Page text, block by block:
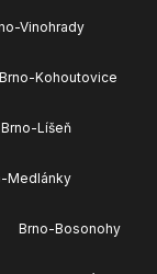
Vinohrady
Brno-Kohoutovice
Brno-Líšeň
Medlánky
Brno-Bosonohy